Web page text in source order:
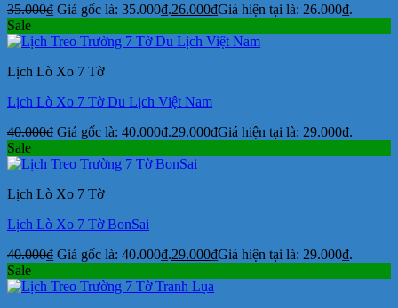
35.000₫ Giá gốc là: 35.000₫.26.000₫Giá hiện tại là: 26.000₫.
Sale
Lịch Lò Xo 7 Tờ
Lịch Lò Xo 7 Tờ Du Lịch Việt Nam
40.000₫ Giá gốc là: 40.000₫.29.000₫Giá hiện tại là: 29.000₫.
Sale
Lịch Lò Xo 7 Tờ
Lịch Lò Xo 7 Tờ BonSai
40.000₫ Giá gốc là: 40.000₫.29.000₫Giá hiện tại là: 29.000₫.
Sale